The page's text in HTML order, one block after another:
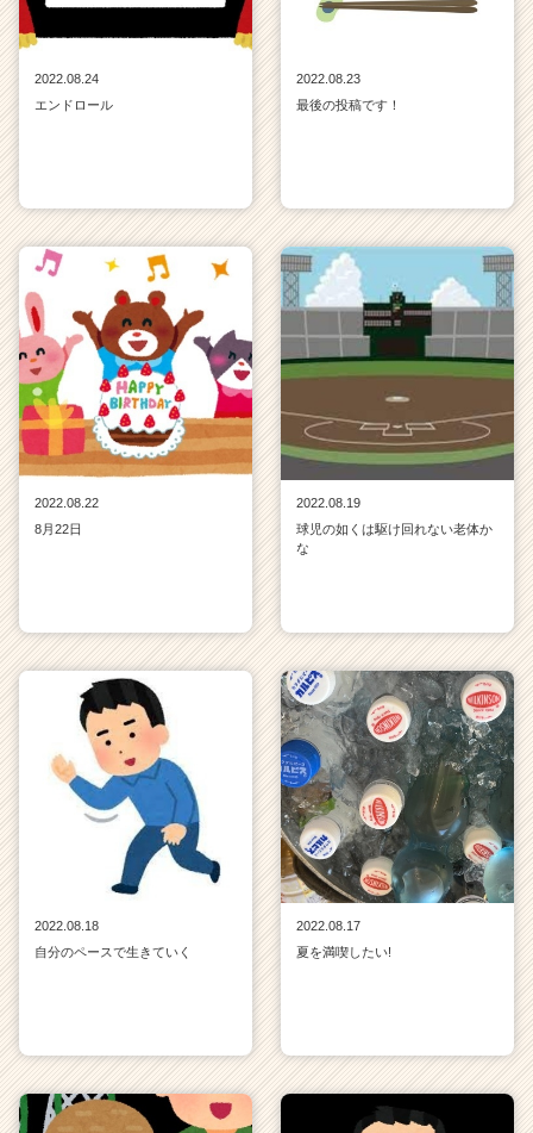
2022.08.24
エンドロール
2022.08.23
最後の投稿です！
2022.08.22
8月22日
2022.08.19
球児の如くは駆け回れない老体か
な
2022.08.18
自分のペースで生きていく
2022.08.17
夏を満喫したい!